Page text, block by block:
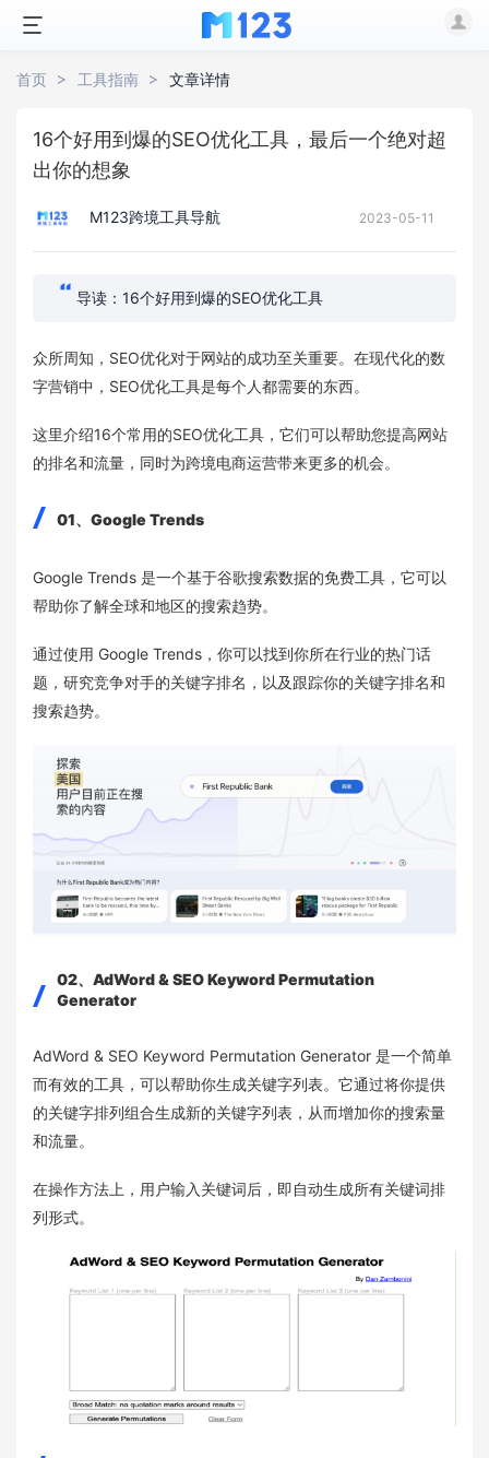
首页 工具指南 文章详情
16个好用到爆的SEO优化工具，最后一个绝对超
出你的想象
M123跨境工具导航 2023-05-11
导读：16个好用到爆的SEO优化工具
众所周知，SEO优化对于网站的成功至关重要。在现代化的数
字营销中，SEO优化工具是每个人都需要的东西。
这里介绍16个常用的SEO优化工具，它们可以帮助您提高网站
的排名和流量，同时为跨境电商运营带来更多的机会。
01、Google Trends
Google Trends 是一个基于谷歌搜索数据的免费工具，它可以
帮助你了解全球和地区的搜索趋势。
通过使用 Google Trends，你可以找到你所在行业的热门话
题，研究竞争对手的关键字排名，以及跟踪你的关键字排名和
搜索趋势。
02、AdWord & SEO KeywordPermutation
Generator
AdWord & SEO Keyword Permutation Generator 是一个简单
而有效的工具，可以帮助你生成关键字列表。它通过将你提供
的关键字排列组合生成新的关键字列表，从而增加你的搜索量
和流量。
在操作方法上，用户输入关键词后，即自动生成所有关键词排
列形式。